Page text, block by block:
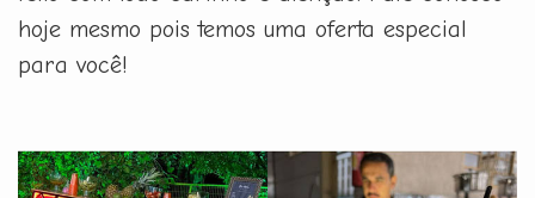
hoje mesmo pois temos uma oferta especial
para você!